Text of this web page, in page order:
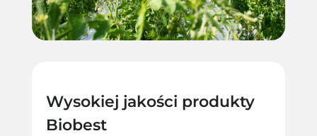
Wysokiej jakości produkty
Biobest